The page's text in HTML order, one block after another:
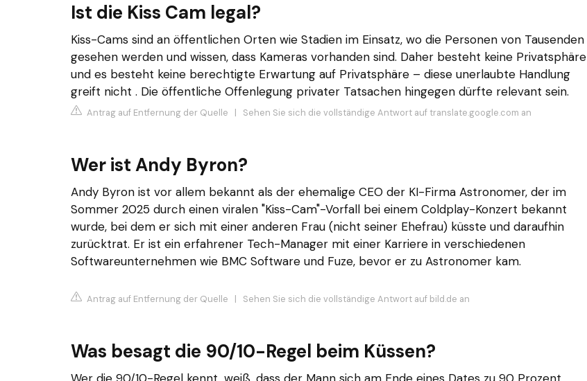
Ist die Kiss Cam legal?
Kiss-Cams sind an öffentlichen Orten wie Stadien im Einsatz, wo die Personen von Tausenden
gesehen werden und wissen, dass Kameras vorhanden sind. Daher besteht keine Privatsphäre
und es besteht keine berechtigte Erwartung auf Privatsphäre – diese unerlaubte Handlung
greift nicht . Die öffentliche Offenlegung privater Tatsachen hingegen dürfte relevant sein.
Antrag auf Entfernung der Quelle | Sehen Sie sich die vollständige Antwort auf translate.google.com an
Wer ist Andy Byron?
Andy Byron ist vor allem bekannt als der ehemalige CEO der KI-Firma Astronomer, der im
Sommer 2025 durch einen viralen "Kiss-Cam"-Vorfall bei einem Coldplay-Konzert bekannt
wurde, bei dem er sich mit einer anderen Frau (nicht seiner Ehefrau) küsste und daraufhin
zurücktrat. Er ist ein erfahrener Tech-Manager mit einer Karriere in verschiedenen
Softwareunternehmen wie BMC Software und Fuze, bevor er zu Astronomer kam.
Antrag auf Entfernung der Quelle Sehen Sie sich die vollständige Antwort auf bild.de an
Was besagt die 90/10-Regel beim Küssen?